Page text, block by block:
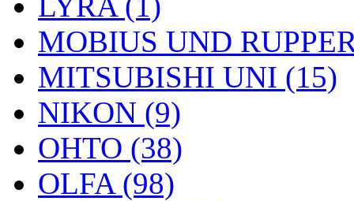
MOBIUS UND
MITSUBISHI UNI (15)
NIKON (9)
OHTO (38)
OLFA (98)